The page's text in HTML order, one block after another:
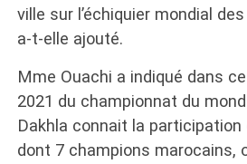
ville sur l’échiquier mondial
a-t-elle ajouté.
Mme Ouachi a indiqué dans
2021 du championnat du
Dakhla connait la
dont 7 champions marocains,